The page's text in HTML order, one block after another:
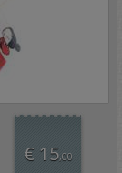
€ 15,00